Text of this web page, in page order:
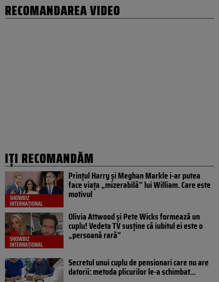
RECOMANDAREA VIDEO
IȚI RECOMANDĂM
SHOWBIZ
INTERNAȚIONAL
Prințul Harry și Meghan Markle i-ar putea
face viața „mizerabilă” lui William. Care este
motivul
SHOWBIZ
INTERNAȚIONAL
Olivia Attwood și Pete Wicks formează un
cuplu! Vedeta TV susține că iubitul ei este o
„persoană rară”
Secretul unui cuplu de pensionari care nu are
datorii: metoda plicurilor le-a schimbat...